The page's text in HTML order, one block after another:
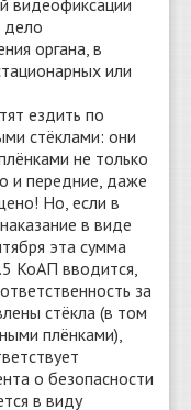
дело
органа, в
или
ездить по
стёклами: они
не только
и передние, даже
Но, если в
в виде
эта сумма
КоАП вводится,
за
стёкла (в том
плёнками),
о безопасности
в виду